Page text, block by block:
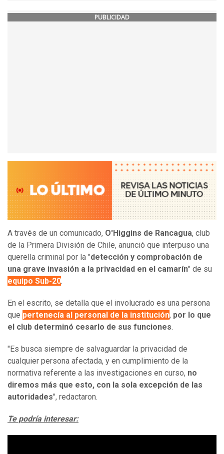
PUBLICIDAD
A través de un comunicado, O'Higgins de Rancagua, club
de la Primera División de Chile, anunció que interpuso una
querella criminal por la "detección y comprobación de
una grave invasión a la privacidad en el camarín" de su
equipo Sub-20.
En el escrito, se detalla que el involucrado es una persona
que pertenecía al personal de la institución, por lo que
el club determinó cesarlo de sus funciones.
"Es busca siempre de salvaguardar la privacidad de
cualquier persona afectada, y en cumplimiento de la
normativa referente a las investigaciones en curso, no
diremos más que esto, con la sola excepción de las
autoridades", redactaron.
Te podría interesar: